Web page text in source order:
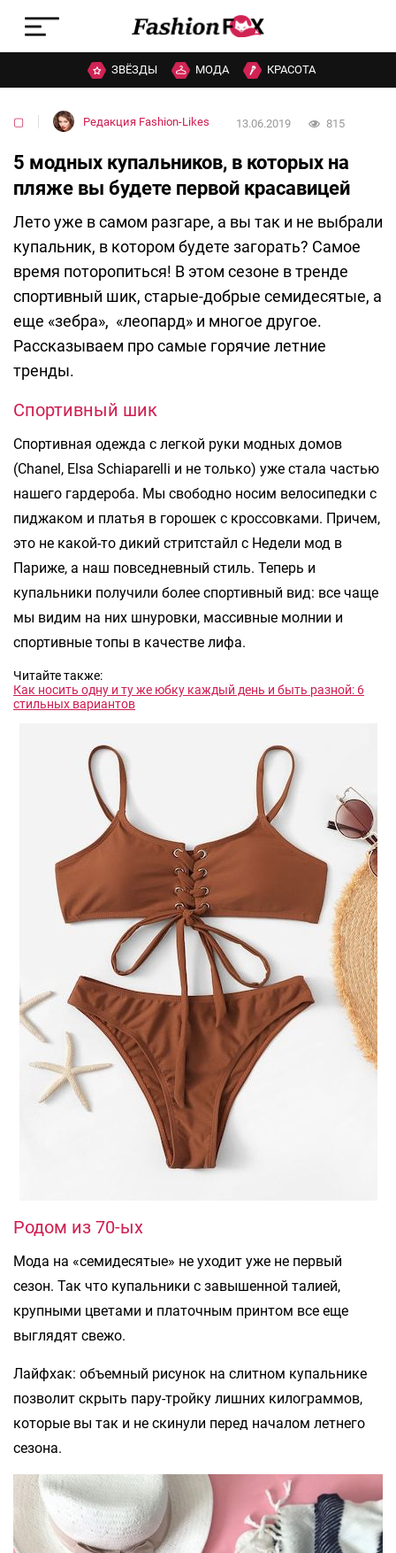
ЗВЁЗДЫ МОДА КРАСОТА
▢ Редакция Fashion-Likes 13.06.2019 815
5 модных купальников, в которых на
пляже вы будете первой красавицей
Лето уже в самом разгаре, а вы так и не выбрали
купальник, в котором будете загорать? Самое
время поторопиться! В этом сезоне в тренде
спортивный шик, старые-добрые семидесятые, а
еще «зебра», «леопард» и многое другое.
Рассказываем про самые горячие летние
тренды.
Спортивный шик
Спортивная одежда с легкой руки модных домов
(Chanel, Elsa Schiaparelli и не только) уже стала частью
нашего гардероба. Мы свободно носим велосипедки с
пиджаком и платья в горошек с кроссовками. Причем,
это не какой-то дикий стритстайл с Недели мод в
Париже, а наш повседневный стиль. Теперь и
купальники получили более спортивный вид: все чаще
мы видим на них шнуровки, массивные молнии и
спортивные топы в качестве лифа.
Читайте также:
Как носить одну и ту же юбку каждый день и быть разной: 6
стильных вариантов
Родом из 70-ых
Мода на «семидесятые» не уходит уже не первый
сезон. Так что купальники с завышенной талией,
крупными цветами и платочным принтом все еще
выглядят свежо.
Лайфхак: объемный рисунок на слитном купальнике
позволит скрыть пару-тройку лишних килограммов,
которые вы так и не скинули перед началом летнего
сезона.